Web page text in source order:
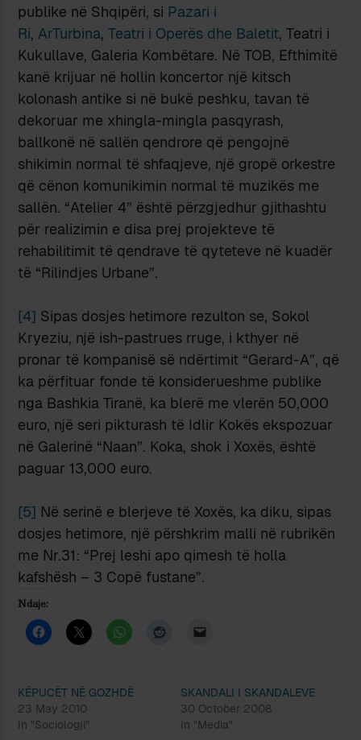
publike në Shqipëri, si Pazari i
Ri, ArTurbina,Teatri i Operës dhe Baletit, Teatri i
Kukullave, Galeria Kombëtare. Në TOB, Efthimitë
kanë krijuar në hollin koncertor një kitsch
kolonash antike si në bukë peshku, tavan të
dekoruar me xhingla-mingla pasqyrash,
ballkonë në sallën qendrore që pengojnë
shikimin normal të shfaqjeve, një gropë orkestre
që cënon komunikimin normal të muzikës me
sallën. “Atelier 4” është përzgjedhur gjithashtu
për realizimin e disa prej projekteve të
rehabilitimit të qendrave të qyteteve në kuadër
të “Rilindjes Urbane”.
[4] Sipas dosjes hetimore rezulton se, Sokol
Kryeziu, një ish-pastrues rruge, i kthyer në
pronar të kompanisë së ndërtimit “Gerard-A”, që
ka përfituar fonde të konsiderueshme publike
nga Bashkia Tiranë, ka blerë me vlerën 50,000
euro, një seri pikturash të Idlir Kokës ekspozuar
në Galerinë “Naan”. Koka, shok i Xoxës, është
paguar 13,000 euro.
[5] Në serinë e blerjeve të Xoxës, ka diku, sipas
dosjes hetimore, një përshkrim malli në rubrikën
me Nr.31: “Prej leshi apo qimesh të holla
kafshësh – 3 Copë fustane”.
Ndaje:
KËPUCËT NË GOZHDË
23 May 2010
In "Sociologji"
SKANDALI I SKANDALEVE
30 October 2008
In "Media"